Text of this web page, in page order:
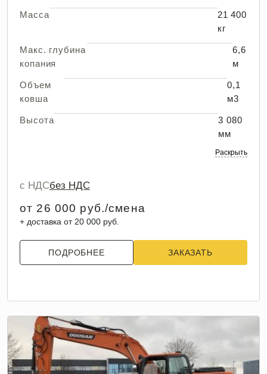
Масса
21 400
кг
Макс. глубина
копания
6,6
м
Объем
ковша
0,1
м3
Высота
3 080
мм
Раскрыть
с НДСбез НДС
от 26 000 руб./смена
+ доставка от 20 000 руб.
ПОДРОБНЕЕ ЗАКАЗАТЬ